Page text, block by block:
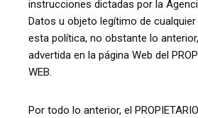
instrucciones dictadas por la
Datos u objeto legítimo de
esta política, no obstante lo
advertida en la página Web del
WEB.
Por todo lo anterior, el